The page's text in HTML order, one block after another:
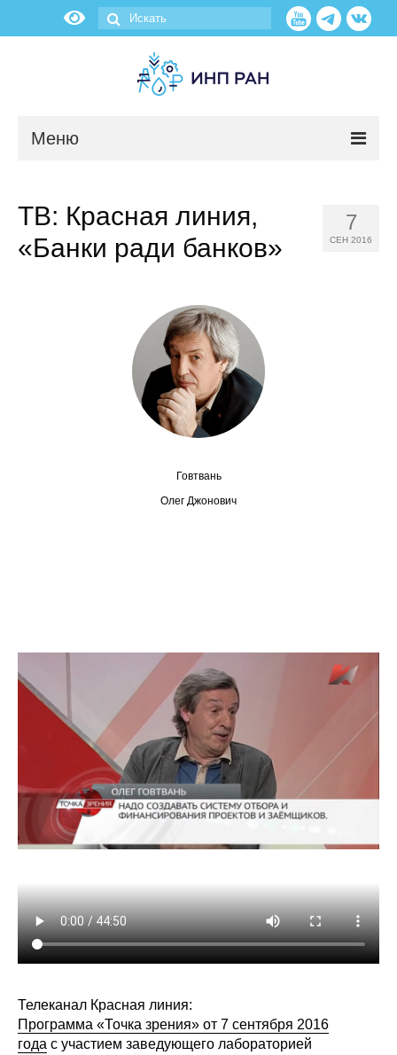
Меню
Об институте
Научные подразделения
Администрация
Сотрудники
Проблемы прогнозирования
О журнале
Номера журналов
Редакционная этика
Общие требования
Стандарты оформления
О журнале
7
СЕН 2016
ТВ: Красная линия,
«Банки ради банков»
Говтвань
Олег Джонович
Телеканал Красная линия:
Программа «Точка зрения» от 7 сентября 2016
года с участием заведующего лабораторией